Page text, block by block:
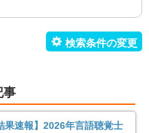
5
転居のサポート充実
経営が安定している 6
事
果速報】2026年言語聴覚士